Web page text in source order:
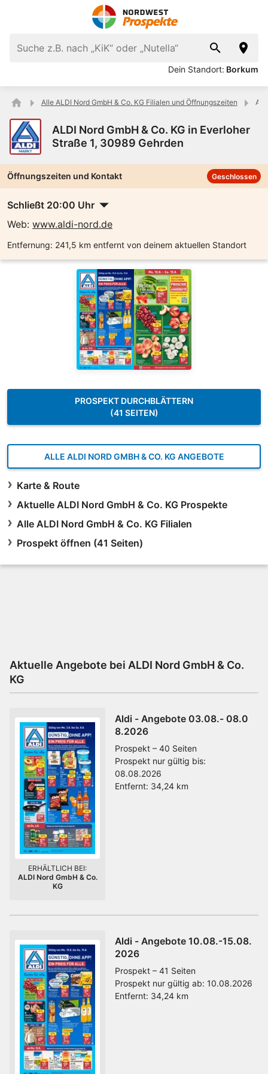
Dein Standort: Borkum
Alle ALDI Nord GmbH & Co. KG Filialen und Öffnungszeiten
ALDI Nord GmbH & Co. KG in Everloher
Straße 1, 30989 Gehrden
Öffnungszeiten und Kontakt Geschlossen
Schließt 20:00 Uhr
Web: www.aldi-nord.de
Entfernung: 241,5 km entfernt von deinem aktuellen Standort
PROSPEKT DURCHBLÄTTERN
(41 SEITEN)
ALLE ALDI NORD GMBH & CO. KG ANGEBOTE
Karte & Route
Aktuelle ALDI Nord GmbH & Co. KG Prospekte
Alle ALDI Nord GmbH & Co. KG Filialen
Prospekt öffnen (41 Seiten)
Aktuelle Angebote bei ALDI Nord GmbH & Co.
KG
Aldi - Angebote 03.08.- 08.0
8.2026
Prospekt – 40 Seiten
Prospekt nur gültig bis:
08.08.2026
Entfernt: 34,24 km
ERHÄLTLICH BEI:
ALDI Nord GmbH & Co.
KG
Aldi - Angebote 10.08.-15.08.
2026
Prospekt – 41 Seiten
Prospekt nur gültig ab: 10.08.2026
Entfernt: 34,24 km